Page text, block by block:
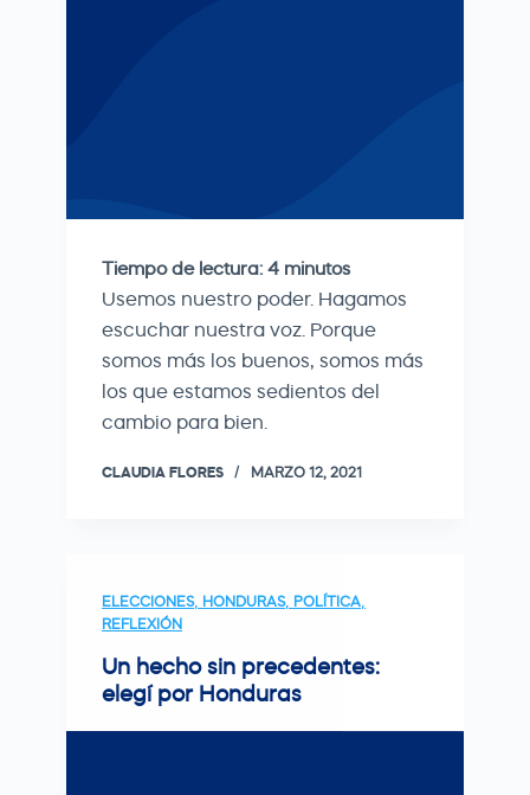
Tiempo de lectura: 4 minutos
Usemos nuestro poder. Hagamos
escuchar nuestra voz. Porque
somos más los buenos, somos más
los que estamos sedientos del
cambio para bien.
CLAUDIA FLORES MARZO 12, 2021
ELECCIONES, HONDURAS, POLÍTICA,
REFLEXIÓN
Un hecho sin precedentes:
elegí por Honduras